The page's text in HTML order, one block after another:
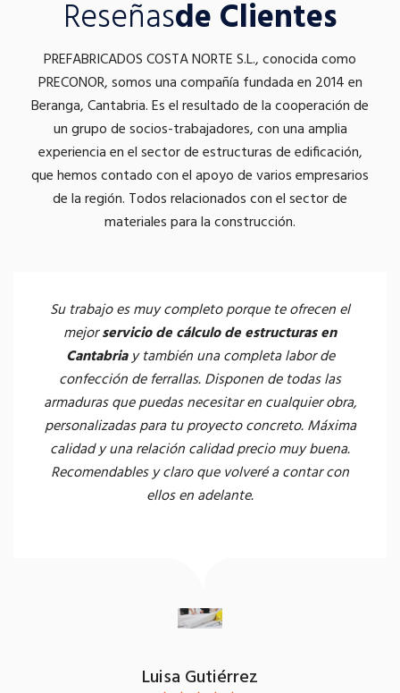
Reseñasde Clientes
PREFABRICADOS COSTA NORTE S.L., conocida como
PRECONOR, somos una compañía fundada en 2014 en
Beranga, Cantabria. Es el resultado de la cooperación de
un grupo de socios-trabajadores, con una amplia
experiencia en el sector de estructuras de edificación,
que hemos contado con el apoyo de varios empresarios
de la región. Todos relacionados con el sector de
materiales para la construcción.
Su trabajo es muy completo porque te ofrecen el
mejorservicio de cálculo de estructuras en
Cantabriay también una completa labor de
confección de ferrallas. Disponen de todas las
armaduras que puedas necesitar en cualquier obra,
personalizadas para tu proyecto concreto. Máxima
calidad y una relación calidad precio muy buena.
Recomendables y claro que volveré a contar con
ellos en adelante.
Luisa Gutiérrez